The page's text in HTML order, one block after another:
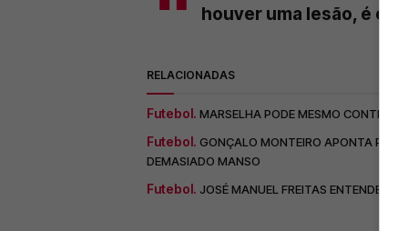
houver uma lesão, é o
RELACIONADAS
Futebol. MARSELHA PODE MESMO
Futebol. GONÇALO MONTEIRO APONTA
DEMASIADO MANSO
Futebol. JOSÉ MANUEL FREITAS ENTENDE